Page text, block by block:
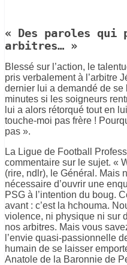
« Des paroles qui
arbitres… »
Blessé sur l’action, le
pris verbalement à l’arbitre
dernier lui a demandé de
minutes si les soigneurs
lui a alors rétorqué tout en
touche-moi pas frère !
pas ».
La Ligue de Football
commentaire sur le sujet. «
(rire, ndlr), le Général. Mais
nécessaire d’ouvrir une
PSG à l’intention du boug.
avant : c’est la hchouma.
violence, ni physique ni sur
nos arbitres. Mais vous
l’envie quasi-passionnelle
humain de se laisser
Anatole de la Baronnie de